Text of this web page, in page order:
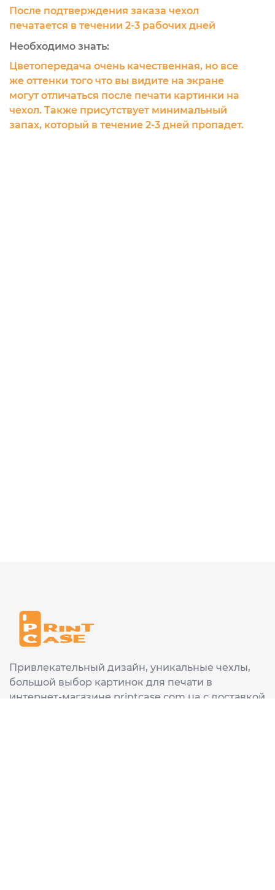
После подтверждения заказа чехол
печатается в течении 2-3 рабочих дней
Необходимо знать:
Цветопередача очень качественная, но все
же оттенки того что вы видите на экране
могут отличаться после печати картинки на
чехол. Также присутствует минимальный
запах, который в течение 2-3 дней пропадет.
Привлекательный дизайн, уникальные чехлы,
большой выбор картинок для печати в
интернет-магазине printcase.com.ua с доставкой